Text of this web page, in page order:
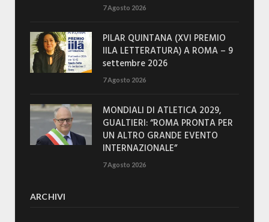
7 Agosto 2026
PILAR QUINTANA (XVI PREMIO
IILA LETTERATURA) A ROMA – 9
settembre 2026
7 Agosto 2026
MONDIALI DI ATLETICA 2029,
GUALTIERI: “ROMA PRONTA PER
UN ALTRO GRANDE EVENTO
INTERNAZIONALE”
7 Agosto 2026
ARCHIVI